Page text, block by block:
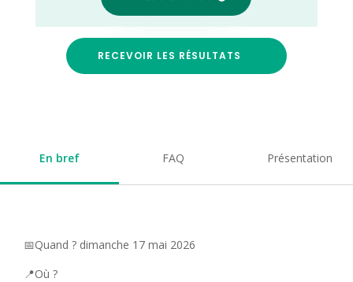
RECEVOIR LES RÉSULTATS
En bref FAQ Présentation
📅Quand ? dimanche 17 mai 2026
📍Où ?